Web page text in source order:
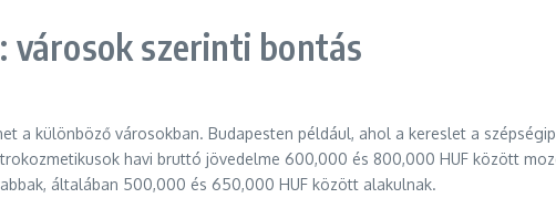
városok szerinti bontás
a különböző városokban. Budapesten például, ahol a kereslet a
havi bruttó jövedelme 600,000 és 800,000 HUF között
általában 500,000 és 650,000 HUF között alakulnak.